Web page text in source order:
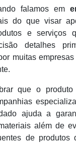
falamos em
do que visar
e serviços
detalhes
muitas
que o
ajuda a
além de
de produtos